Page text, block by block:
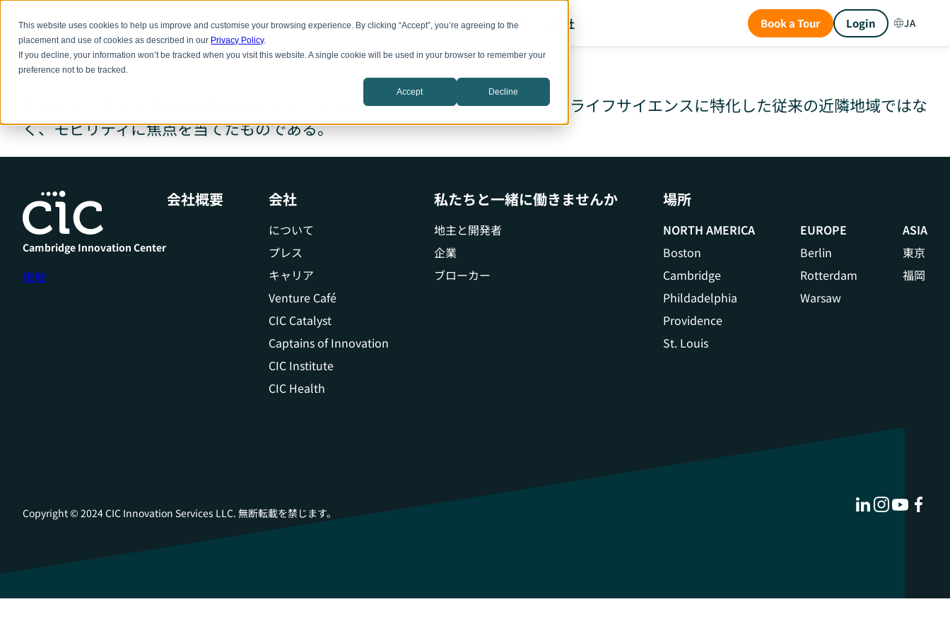
This website uses cookies to help us improve and customise your browsing experience. By clicking “Accept”, you’re agreeing to the
placement and use of cookies as described in our Privacy Policy.
If you decline, your information won’t be tracked when you visit this website. A single cookie will be used in your browser to remember your
preference not to be tracked.
Accept Decline
場所ソリューション会議室カタリストプログラムイベント 会社 Book a Tour Login JA
CHANGE
ケンダル・スクエアにまた新たなイノベーション・ハブが誕生する！ これは、ライフサイエンスに特化した従来の近隣地域ではな
く、モビリティに焦点を当てたものである。
Cambridge Innovation Center
接触
会社概要 会社
について
プレス
キャリア
Venture Café
CIC Catalyst
Captains of Innovation
CIC Institute
CIC Health
私たちと一緒に働きませんか
地主と開発者
企業
ブローカー
場所
NORTH AMERICA
Boston
Cambridge
Phildadelphia
Providence
St. Louis
EUROPE
Berlin
Rotterdam
Warsaw
ASIA
東京
福岡
LinkedIn
Instagram
Copyright ©️ 2024 CIC Innovation Services LLC. 無断転載を禁じます。